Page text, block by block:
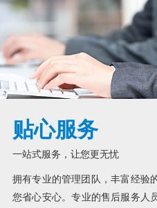
贴心服务
一站式服务，让您更无忧
拥有专业的管理团队，丰富经验
您省心安心。专业的售后服务人